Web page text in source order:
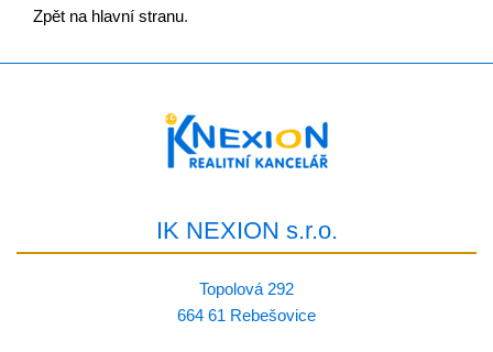
Zpět na hlavní stranu.
IK NEXION s.r.o.
Topolová 292
664 61 Rebešovice